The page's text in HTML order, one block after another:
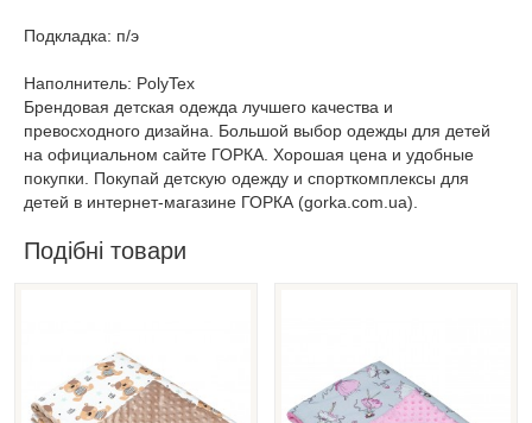
Подкладка: п/э
Наполнитель: PolyTex
Брендовая детская одежда лучшего качества и
превосходного дизайна. Большой выбор одежды для детей
на официальном сайте ГОРКА. Хорошая цена и удобные
покупки. Покупай детскую одежду и спорткомплексы для
детей в интернет-магазине ГОРКА (gorka.com.ua).
Подібні товари